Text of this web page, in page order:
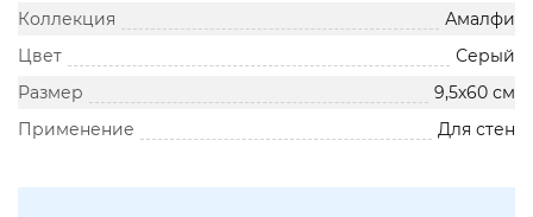
Коллекция
Амалфи
Цвет
Серый
Размер
9,5х60 см
Применение
Для стен